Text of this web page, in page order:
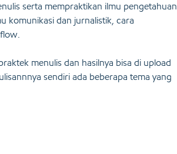
serta mempraktikan ilmu pengetahuan
komunikasi dan jurnalistik, cara
menulis dan hasilnya bisa di upload
sendiri ada beberapa tema yang